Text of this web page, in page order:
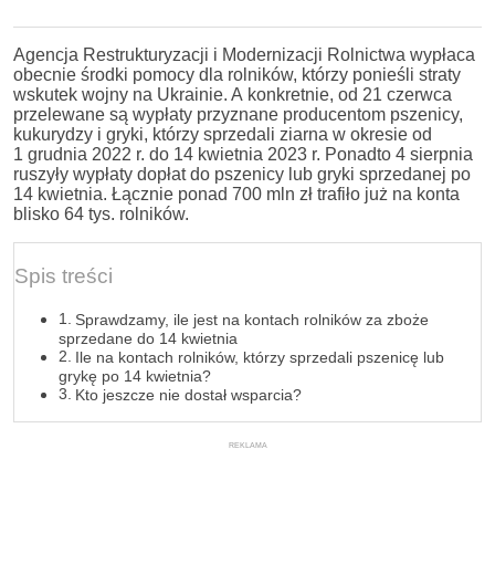
Agencja Restrukturyzacji i Modernizacji Rolnictwa wypłaca
obecnie środki pomocy dla rolników, którzy ponieśli straty
wskutek wojny na Ukrainie. A konkretnie, od 21 czerwca
przelewane są wypłaty przyznane producentom pszenicy,
kukurydzy i gryki, którzy sprzedali ziarna w okresie od
1 grudnia 2022 r. do 14 kwietnia 2023 r. Ponadto 4 sierpnia
ruszyły wypłaty dopłat do pszenicy lub gryki sprzedanej po
14 kwietnia. Łącznie ponad 700 mln zł trafiło już na konta
blisko 64 tys. rolników.
Spis treści
Sprawdzamy, ile jest na kontach rolników za zboże
sprzedane do 14 kwietnia
Ile na kontach rolników, którzy sprzedali pszenicę lub
grykę po 14 kwietnia?
Kto jeszcze nie dostał wsparcia?
REKLAMA